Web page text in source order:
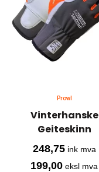
Prowl
Vinterhanske
Geiteskinn
248,75ink mva
199,00 eksl mva